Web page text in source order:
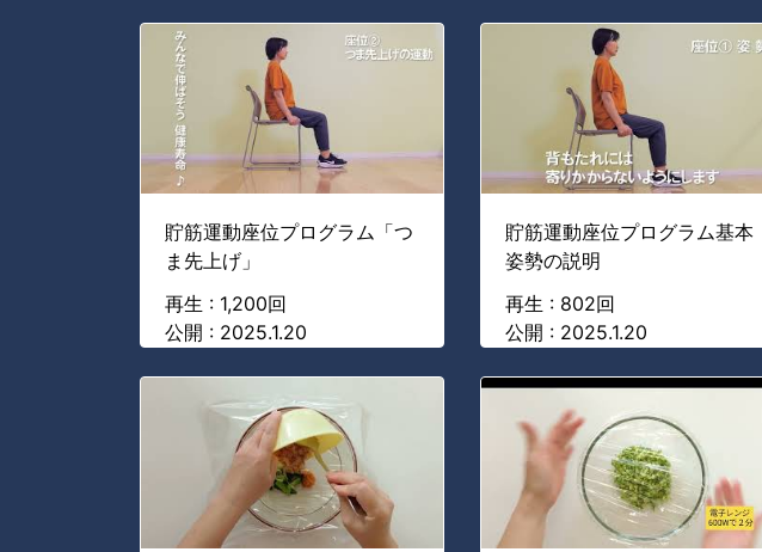
貯筋運動座位プログラム「つ
ま先上げ」
再生 : 1,200回
公開 : 2025.1.20
貯筋運動座位プログラム基本
姿勢の説明
再生 : 802回
公開 : 2025.1.20